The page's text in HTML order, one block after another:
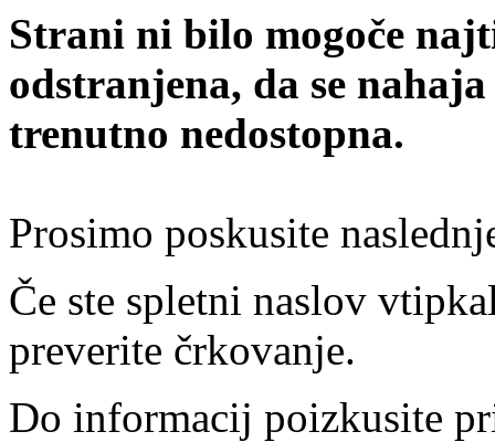
Strani ni bilo mogoče
odstranjena, da se
trenutno nedostopna.
Prosimo poskusite
Če ste spletni naslov
preverite črkovanje.
Do informacij poizkusite